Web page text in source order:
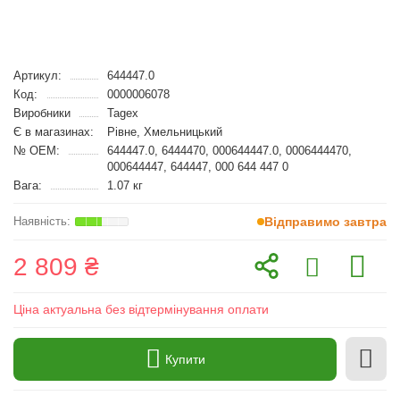
Артикул:
644447.0
Код:
0000006078
Виробники
Tagex
Є в магазинах:
Рівне, Хмельницький
№ OEM:
644447.0, 6444470, 000644447.0, 0006444470,
000644447, 644447, 000 644 447 0
Вага:
1.07 кг
Відправимо завтра
2 809 ₴
Ціна актуальна без відтермінування оплати
Купити